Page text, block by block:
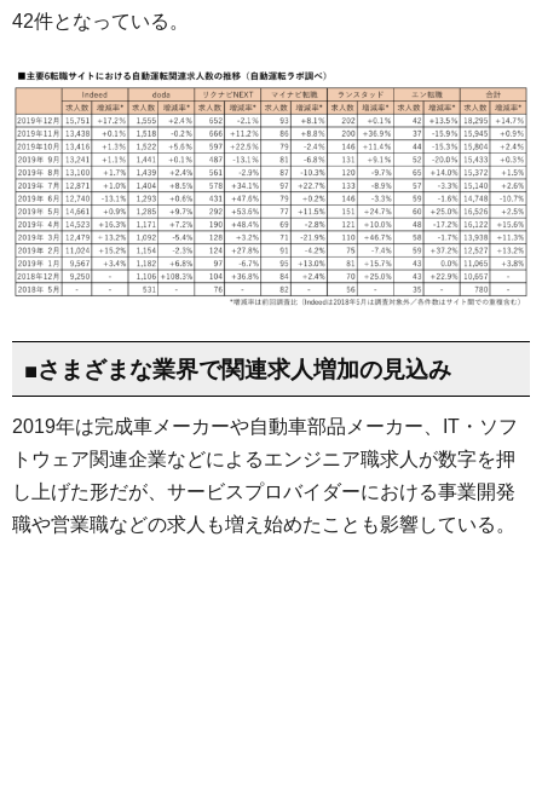
42件となっている。
■さまざまな業界で関連求人増加の見込み
2019年は完成車メーカーや自動車部品メーカー、IT・ソフ
トウェア関連企業などによるエンジニア職求人が数字を押
し上げた形だが、サービスプロバイダーにおける事業開発
職や営業職などの求人も増え始めたことも影響している。